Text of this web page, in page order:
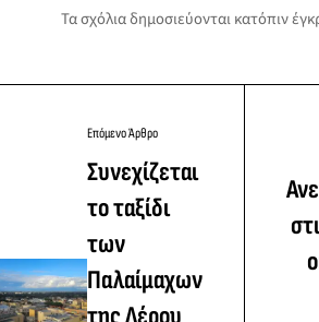
Τα σχόλια δημοσιεύονται κατόπιν
Επόμενο Άρθρο
Συνεχίζεται
το ταξίδι
των
Παλαίμαχων
της Λέρου